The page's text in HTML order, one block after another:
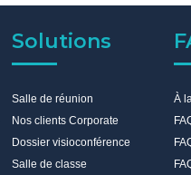
Solutions
Salle de réunion
Nos clients Corporate
Dossier visioconférence
Salle de classe
À